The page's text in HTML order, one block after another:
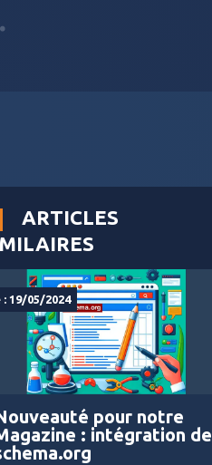
ARTICLES
: 19/05/2024
pour notre
: intégration de